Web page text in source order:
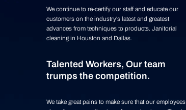
We continue to re-certify our staff and educate our
customers on the industry's latest and greatest
advances from techniques to products. Janitorial
cleaning in Houston and Dallas.
Talented Workers, Our team
trumps the competition.
We take great pains to make sure that our employees